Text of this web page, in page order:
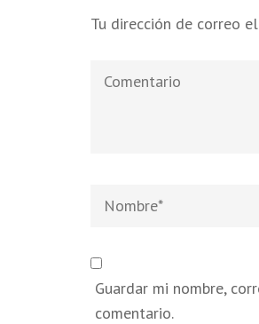
Tu dirección de correo
Comentario
Nombre
Guardar mi nombre,
comentario.